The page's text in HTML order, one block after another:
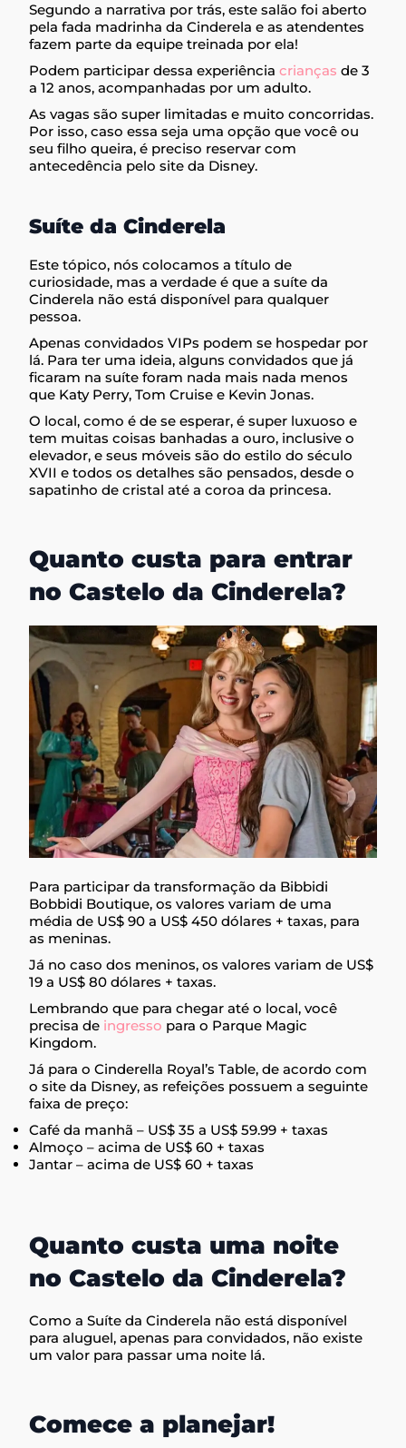
Segundo a narrativa por trás, este salão foi aberto
pela fada madrinha da Cinderela e as atendentes
fazem parte da equipe treinada por ela!
Podem participar dessa experiênciacrianças de 3
a 12 anos, acompanhadas por um adulto.
As vagas são super limitadas e muito concorridas.
Por isso, caso essa seja uma opção que você ou
seu filho queira, é preciso reservar com
antecedência pelo site da Disney.
Suíte da Cinderela
Este tópico, nós colocamos a título de
curiosidade, mas a verdade é que a suíte da
Cinderela não está disponível para qualquer
pessoa.
Apenas convidados VIPs podem se hospedar por
lá. Para ter uma ideia, alguns convidados que já
ficaram na suíte foram nada mais nada menos
que Katy Perry, Tom Cruise e Kevin Jonas.
O local, como é de se esperar, é super luxuoso e
tem muitas coisas banhadas a ouro, inclusive o
elevador, e seus móveis são do estilo do século
XVII e todos os detalhes são pensados, desde o
sapatinho de cristal até a coroa da princesa.
Quanto custa para entrar
no Castelo da Cinderela?
Para participar da transformação da Bibbidi
Bobbidi Boutique, os valores variam de uma
média de US$ 90 a US$ 450 dólares + taxas, para
as meninas.
Já no caso dos meninos, os valores variam de US$
19 a US$ 80 dólares + taxas.
Lembrando que para chegar até o local, você
precisa de ingresso para o Parque Magic
Kingdom.
Já para o Cinderella Royal’s Table, de acordo com
o site da Disney, as refeições possuem a seguinte
faixa de preço:
Café da manhã – US$ 35 a US$ 59.99 + taxas
Almoço – acima de US$ 60 + taxas
Jantar – acima de US$ 60 + taxas
Quanto custa uma noite
no Castelo da Cinderela?
Como a Suíte da Cinderela não está disponível
para aluguel, apenas para convidados, não existe
um valor para passar uma noite lá.
Comece a planejar!